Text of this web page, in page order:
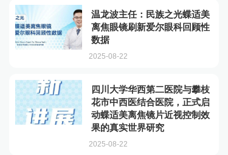
温龙波主任：民族之光蝶适美
离焦眼镜刷新爱尔眼科回顾性
数据
2025-08-22
四川大学华西第二医院与攀枝
花市中西医结合医院，正式启
动蝶适美离焦镜片近视控制效
果的真实世界研究
2025-08-22